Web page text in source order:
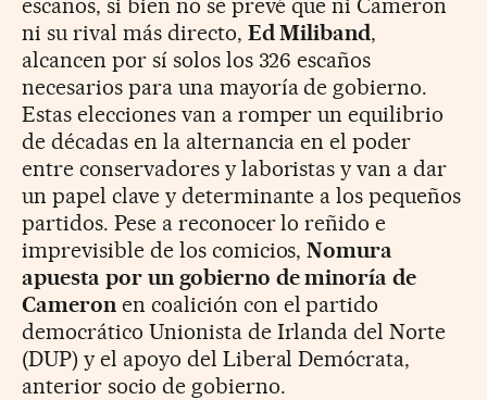
escaños, si bien no se prevé que ni Cameron
ni su rival más directo, Ed Miliband,
alcancen por sí solos los 326 escaños
necesarios para una mayoría de gobierno.
Estas elecciones van a romper un equilibrio
de décadas en la alternancia en el poder
entre conservadores y laboristas y van a dar
un papel clave y determinante a los pequeños
partidos. Pese a reconocer lo reñido e
imprevisible de los comicios,Nomura
apuesta por un gobierno de minoría de
Cameronen coalición con el partido
democrático Unionista de Irlanda del Norte
(DUP) y el apoyo del Liberal Demócrata,
anterior socio de gobierno.